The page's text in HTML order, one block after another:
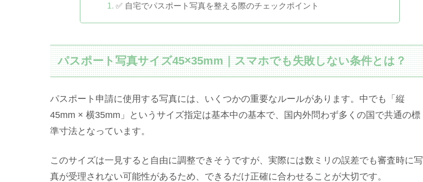
✅ 自宅でパスポート写真を整える際のチェックポイント
パスポート写真サイズ45×35mm｜スマホでも失敗しない条件とは？
パスポート申請に使用する写真には、いくつかの重要なルールがあります。中でも「縦
45mm × 横35mm」というサイズ指定は基本中の基本で、国内外問わず多くの国で共通の標
準寸法となっています。
このサイズは一見すると自由に調整できそうですが、実際には数ミリの誤差でも審査時に写
真が受理されない可能性があるため、できるだけ正確に合わせることが大切です。